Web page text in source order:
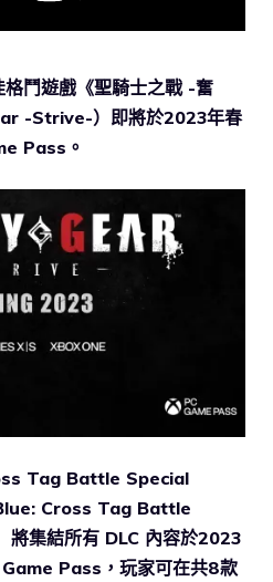
鬥遊戲《聖騎士之戰 -奮
-Strive-）即將於2023年春
Pass。
Tag Battle Special
Cross Tag Battle
集結所有 DLC 內容於2023
Pass，玩家可在共8款